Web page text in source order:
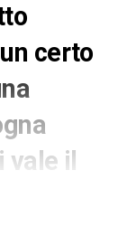
certo
vale il